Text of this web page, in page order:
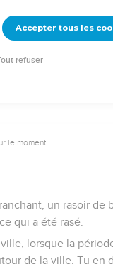
quantité limitée et
les uns
le moment.
un rasoir de
qui a été rasé.
lorsque la
de la ville. Tu en
Accepter tous les
refuser